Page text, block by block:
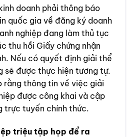
doanh phải thông báo
quốc gia về đăng ký doanh
nghiệp đang làm thủ tục
thu hồi Giấy chứng nhận
Nếu có quyết định giải thể
sẽ được thực hiện tương tự.
rằng thông tin về việc giải
được công khai và cập
trực tuyến chính thức.
triệu tập họp để ra